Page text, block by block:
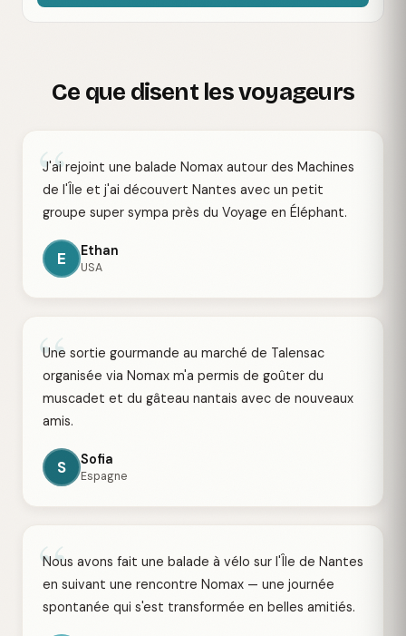
Ce que disent les voyageurs
“
J'ai rejoint une balade Nomax autour des Machines
de l'Île et j'ai découvert Nantes avec un petit
groupe super sympa près du Voyage en Éléphant.
E Ethan
USA
“
Une sortie gourmande au marché de Talensac
organisée via Nomax m'a permis de goûter du
muscadet et du gâteau nantais avec de nouveaux
amis.
S Sofia
Espagne
“
Nous avons fait une balade à vélo sur l'Île de Nantes
en suivant une rencontre Nomax — une journée
spontanée qui s'est transformée en belles amitiés.